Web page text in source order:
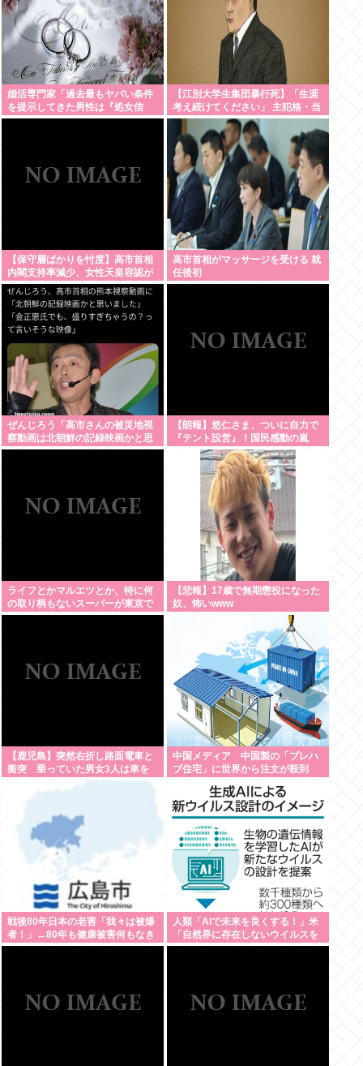
婚活専門家「過去最もヤバい条件
を提示してきた男性は『処女信
仰』」ケンモメン…
【江別大学生集団暴行死】「生涯
考え続けてください」 主犯格・当
時18歳の川口侑斗被告に無期懲役
の判決「理不尽以外の何ものでも
ない」
【保守層ばかりを忖度】高市首相
内閣支持率減少、女性天皇容認が
増加…識者に聞く「民意無視」の
代償
高市首相がマッサージを受ける 就
任後初
ぜんじろう「高市さんの被災地視
察動画は北朝鮮の記録映画かと思
った。金正恩でもあんなに盛らん
【朗報】悠仁さま、ついに自力で
『テント設営』！国民感動の嵐
ライフとかマルエツとか、特に何
の取り柄もないスーパーが東京で
デカい顔してるの不思議だよな、
【悲報】17歳で無期懲役になった
奴、怖いwww
【鹿児島】突然右折し路面電車と
衝突 乗っていた男女3人は車を
放置しダッシュで逃走中
中国メディア 中国製の「プレハ
ブ住宅」に世界から注文が殺到
戦後80年日本の老害「我々は被爆
者！」←80年も健康被害何もなき
ゃ健常者やろ
人類「AIで未来を良くする！」米
「自然界に存在しないウイルスを
設計増殖に成功」技術が進む程自